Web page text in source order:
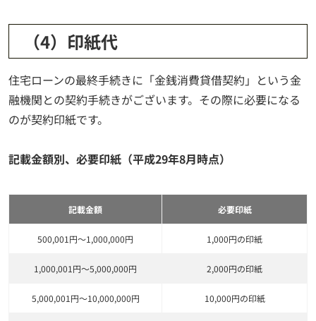
（4）印紙代
住宅ローンの最終手続きに「金銭消費貸借契約」という金
融機関との契約手続きがございます。その際に必要になる
のが契約印紙です。
記載金額別、必要印紙（平成29年8月時点）
記載金額 必要印紙
500,001円～1,000,000円 1,000円の印紙
1,000,001円～5,000,000円 2,000円の印紙
5,000,001円～10,000,000円 10,000円の印紙